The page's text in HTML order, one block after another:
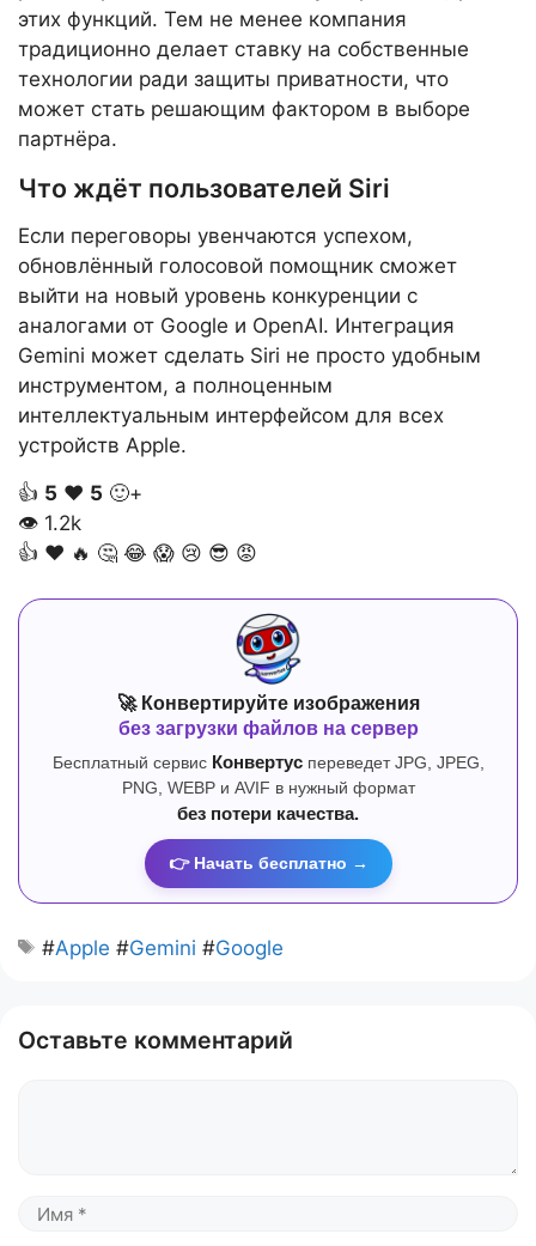
этих функций. Тем не менее компания
традиционно делает ставку на собственные
технологии ради защиты приватности, что
может стать решающим фактором в выборе
партнёра.
Что ждёт пользователей Siri
Если переговоры увенчаются успехом,
обновлённый голосовой помощник сможет
выйти на новый уровень конкуренции с
аналогами от Google и OpenAI. Интеграция
Gemini может сделать Siri не просто удобным
инструментом, а полноценным
интеллектуальным интерфейсом для всех
устройств Apple.
👍 5 ❤️ 5 🙂+
👁 1.2k
👍 ❤️ 🔥 🤔 😂 😱 😢 😎 😡
🚀 Конвертируйте изображения
без загрузки файлов на сервер
Бесплатный сервис Конвертуспереведет JPG, JPEG,
PNG, WEBP и AVIF в нужный формат
без потери качества.
👉 Начать бесплатно →
#Apple #Gemini #Google
Оставьте комментарий
Имя